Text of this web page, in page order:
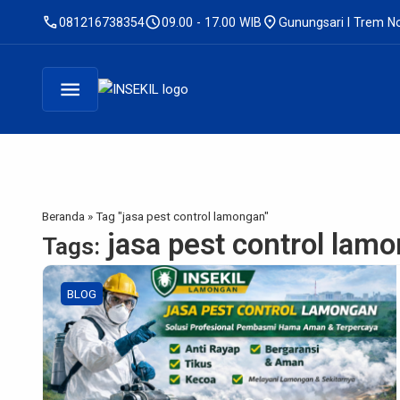
call081216738354schedule09.00 - 17.00 WIB location_onGunungsari I Trem
menu
Beranda »Tag "jasa pest control lamongan"
Tags: jasa pest control
BLOG